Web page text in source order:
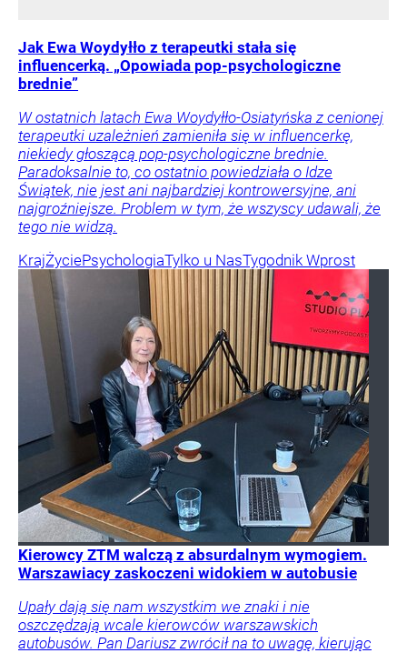
Jak Ewa Woydyłło z terapeutki stała się
influencerką. „Opowiada pop-psychologiczne
brednie”
W ostatnich latach Ewa Woydyłło-Osiatyńska z cenionej
terapeutki uzależnień zamieniła się w influencerkę,
niekiedy głoszącą pop-psychologiczne brednie.
Paradoksalnie to, co ostatnio powiedziała o Idze
Świątek, nie jest ani najbardziej kontrowersyjne, ani
najgroźniejsze. Problem w tym, że wszyscy udawali, że
tego nie widzą.
KrajŻyciePsychologiaTylko u NasTygodnik Wprost
Kierowcy ZTM walczą z absurdalnym wymogiem.
Warszawiacy zaskoczeni widokiem w autobusie
Upały dają się nam wszystkim we znaki i nie
oszczędzają wcale kierowców warszawskich
autobusów. Pan Dariusz zwrócił na to uwagę, kierując